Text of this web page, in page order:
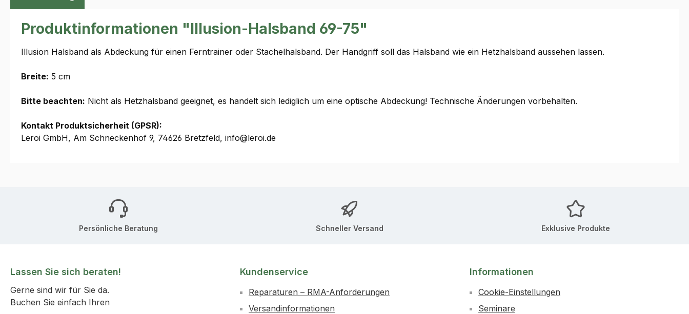
Produktinformationen "Illusion-Halsband 69-75"
Illusion Halsband als Abdeckung für einen Ferntrainer oder Stachelhalsband. Der Handgriff soll das Halsband wie ein Hetzhalsband aussehen lassen.
Breite: 5 cm
Bitte beachten: Nicht als Hetzhalsband geeignet, es handelt sich lediglich um eine optische Abdeckung! Technische Änderungen vorbehalten.
Kontakt Produktsicherheit (GPSR):
Leroi GmbH, Am Schneckenhof 9, 74626 Bretzfeld, info@leroi.de
Persönliche Beratung Schneller Versand Exklusive Produkte
Lassen Sie sich beraten!
Gerne sind wir für Sie da.
Buchen Sie einfach Ihren
Kundenservice
Reparaturen – RMA-Anforderungen
Versandinformationen
Informationen
Cookie-Einstellungen
Seminare